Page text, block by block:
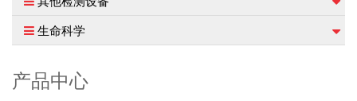
生命科学
产品中心